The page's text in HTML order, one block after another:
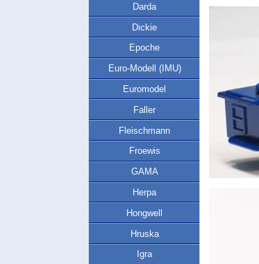
Darda
Dickie
Epoche
Euro-Modell (IMU)
Euromodel
Faller
Fleischmann
Froewis
GAMA
Herpa
Hongwell
Hruska
Igra